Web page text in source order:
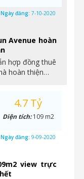
Avenue hoàn
hợp đồng thuê
hoàn thiện…
Ngày đăng: 7-10-2020
view trực
4.7 Tỷ
Diện tích:109 m2
Ngày đăng: 9-09-2020